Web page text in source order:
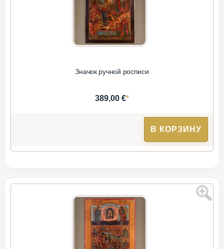
Значок ручной росписи
389,00 €*
В КОРЗИНУ